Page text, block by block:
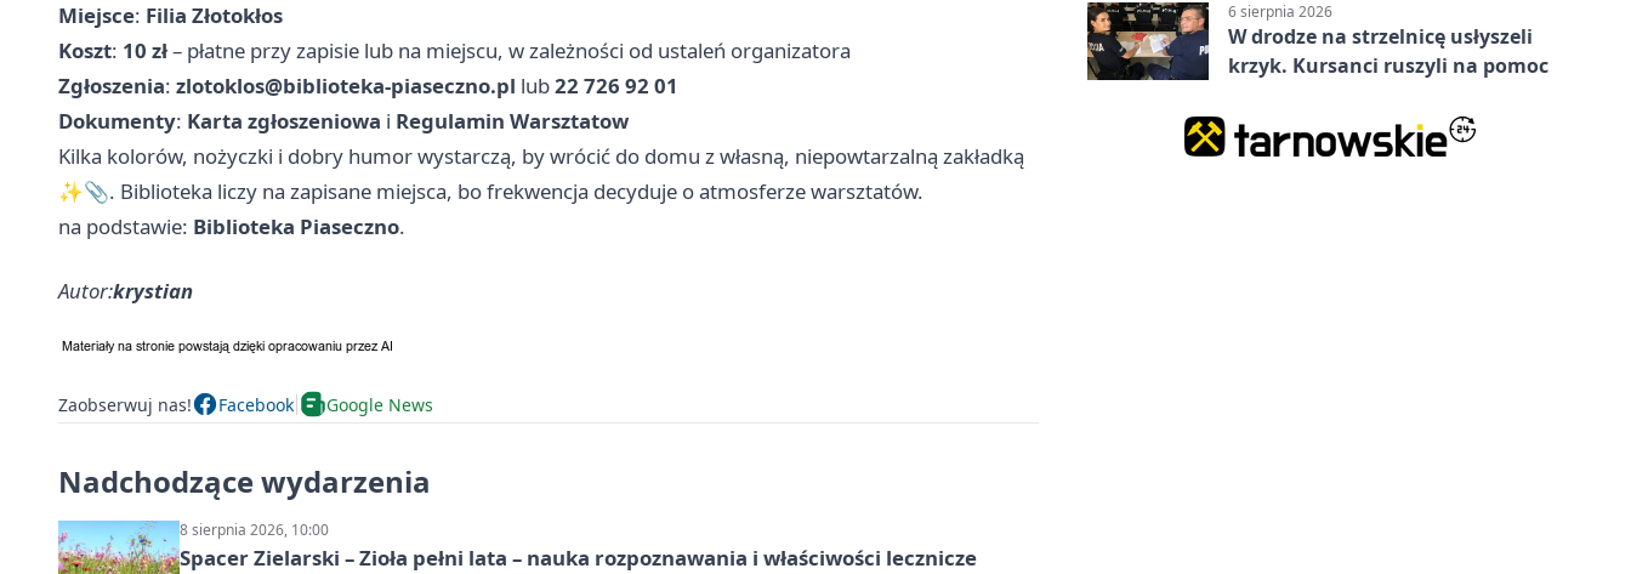
Miejsce: Filia Złotokłos
Koszt: 10 zł– płatne przy zapisie lub na miejscu, w zależności od ustaleń organizatora
Zgłoszenia: zlotoklos@biblioteka-piaseczno.pl lub22 726 92 01
Dokumenty: Karta zgłoszeniowa i Regulamin Warsztatow
Kilka kolorów, nożyczki i dobry humor wystarczą, by wrócić do domu z własną, niepowtarzalną zakładką
✨📎. Biblioteka liczy na zapisane miejsca, bo frekwencja decyduje o atmosferze warsztatów.
na podstawie: Biblioteka Piaseczno.
Autor:krystian
Zaobserwuj nas! Facebook Google News
Nadchodzące wydarzenia
8 sierpnia 2026, 10:00
Spacer Zielarski – Zioła pełni lata – nauka rozpoznawania i właściwości lecznicze
6 sierpnia 2026
W drodze na strzelnicę usłyszeli
krzyk. Kursanci ruszyli na pomoc